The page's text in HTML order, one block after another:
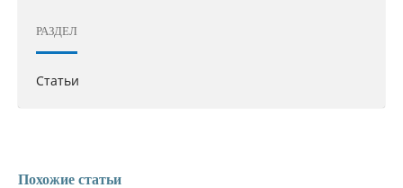
РАЗДЕЛ
Статьи
Похожие статьи